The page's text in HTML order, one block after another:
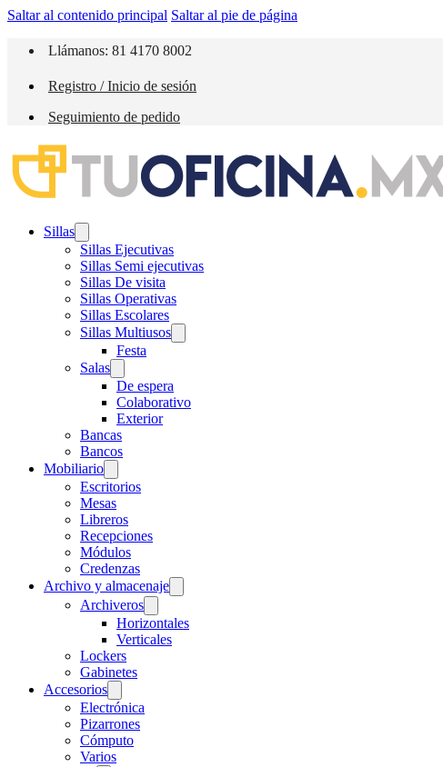
Saltar al contenido principal Saltar al pie de página
Llámanos: 81 4170 8002
Registro / Inicio de sesión
Seguimiento de pedido
Sillas
Sillas Ejecutivas
Sillas Semi ejecutivas
Sillas De visita
Sillas Operativas
Sillas Escolares
Sillas Multiusos
Festa
Salas
De espera
Colaborativo
Exterior
Bancas
Bancos
Mobiliario
Escritorios
Mesas
Libreros
Recepciones
Módulos
Credenzas
Archivo y almacenaje
Archiveros
Horizontales
Verticales
Lockers
Gabinetes
Accesorios
Electrónica
Pizarrones
Cómputo
Varios